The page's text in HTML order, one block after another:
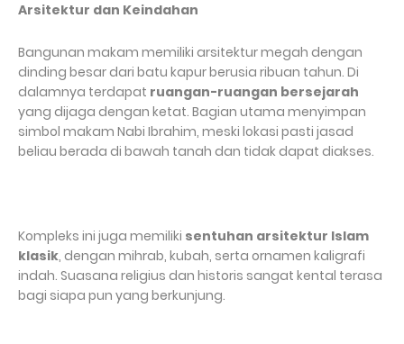
Arsitektur dan Keindahan
Bangunan makam memiliki arsitektur megah dengan
dinding besar dari batu kapur berusia ribuan tahun. Di
dalamnya terdapat ruangan-ruangan bersejarah
yang dijaga dengan ketat. Bagian utama menyimpan
simbol makam Nabi Ibrahim, meski lokasi pasti jasad
beliau berada di bawah tanah dan tidak dapat diakses.
Kompleks ini juga memiliki sentuhan arsitektur Islam
klasik, dengan mihrab, kubah, serta ornamen kaligrafi
indah. Suasana religius dan historis sangat kental terasa
bagi siapa pun yang berkunjung.